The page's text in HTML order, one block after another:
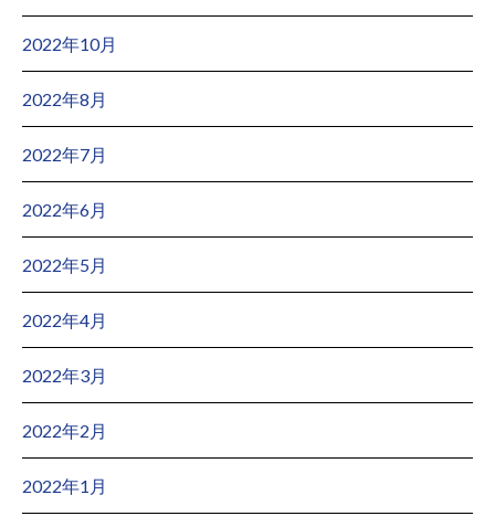
2022年10月
2022年8月
2022年7月
2022年6月
2022年5月
2022年4月
2022年3月
2022年2月
2022年1月